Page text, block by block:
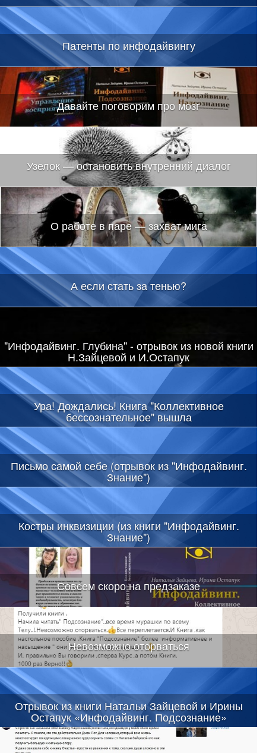
Патенты по инфодайвингу
Давайте поговорим про мозг
Узелок — остановить внутренний диалог
О работе в паре — захват мига
А если стать за тенью?
"Инфодайвинг. Глубина" - отрывок из новой книги
Н.Зайцевой и И.Остапук
Ура! Дождались! Книга "Коллективное
бессознательное" вышла
Письмо самой себе (отрывок из "Инфодайвинг.
Знание")
Костры инквизиции (из книги "Инфодайвинг.
Знание")
Совсем скоро на предзаказе
Невозможно оторваться
Отрывок из книги Натальи Зайцевой и Ирины
Остапук «Инфодайвинг. Подсознание»